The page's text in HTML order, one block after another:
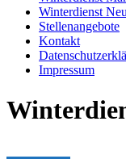
Winterdienst
Stellenangebote
Kontakt
Impressum